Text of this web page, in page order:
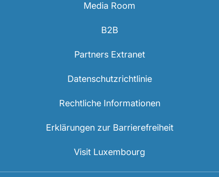
Media Room
B2B
Partners Extranet
Datenschutzrichtlinie
Rechtliche Informationen
Erklärungen zur Barrierefreiheit
Visit Luxembourg